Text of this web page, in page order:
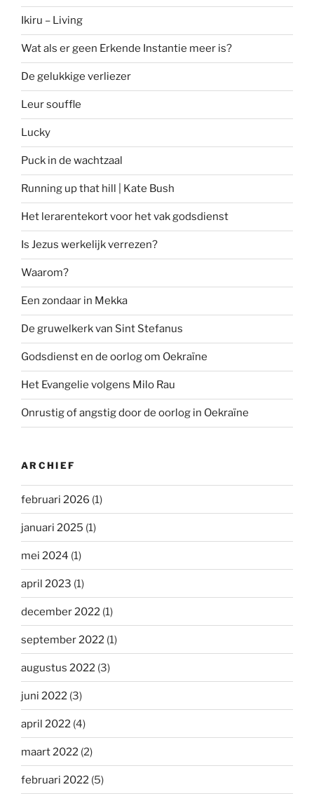
Ikiru – Living
Wat als er geen Erkende Instantie meer is?
De gelukkige verliezer
Leur souffle
Lucky
Puck in de wachtzaal
Running up that hill | Kate Bush
Het lerarentekort voor het vak godsdienst
Is Jezus werkelijk verrezen?
Waarom?
Een zondaar in Mekka
De gruwelkerk van Sint Stefanus
Godsdienst en de oorlog om Oekraïne
Het Evangelie volgens Milo Rau
Onrustig of angstig door de oorlog in Oekraïne
ARCHIEF
februari 2026 (1)
januari 2025 (1)
mei 2024 (1)
april 2023 (1)
december 2022 (1)
september 2022 (1)
augustus 2022 (3)
juni 2022 (3)
april 2022 (4)
maart 2022 (2)
februari 2022 (5)